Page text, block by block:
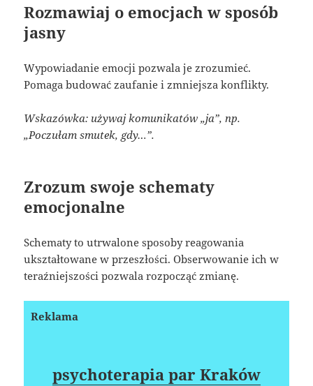
Rozmawiaj o emocjach w sposób
jasny
Wypowiadanie emocji pozwala je zrozumieć.
Pomaga budować zaufanie i zmniejsza konflikty.
Wskazówka: używaj komunikatów „ja”, np.
„Poczułam smutek, gdy…”.
Zrozum swoje schematy
emocjonalne
Schematy to utrwalone sposoby reagowania
ukształtowane w przeszłości. Obserwowanie ich w
teraźniejszości pozwala rozpocząć zmianę.
Reklama
psychoterapia par Kraków